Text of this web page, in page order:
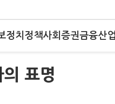
정치 정책사회 증권금융산업
표명